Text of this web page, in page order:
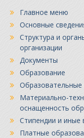
Главное меню
Основные
Структура и
организации
Документы
Образование
Образовательные
Материально-
оснащенность
Стипендии и иные
Платные